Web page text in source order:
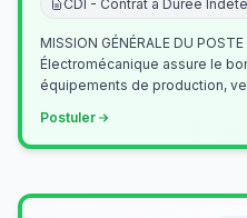
CDI - Contrat à Durée
MISSION GÉNÉRALE DU
Électromécanique assure le
équipements de production,
Postuler